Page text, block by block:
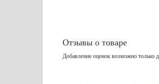
Отзывы о товаре
Добавление оценок возможно только